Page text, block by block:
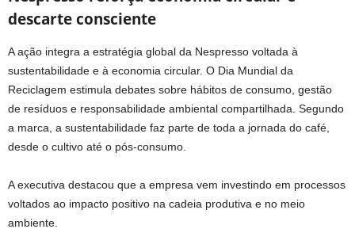
descarte consciente
A ação integra a estratégia global da Nespresso voltada à
sustentabilidade e à economia circular. O Dia Mundial da
Reciclagem estimula debates sobre hábitos de consumo, gestão
de resíduos e responsabilidade ambiental compartilhada. Segundo
a marca, a sustentabilidade faz parte de toda a jornada do café,
desde o cultivo até o pós-consumo.
A executiva destacou que a empresa vem investindo em processos
voltados ao impacto positivo na cadeia produtiva e no meio
ambiente.